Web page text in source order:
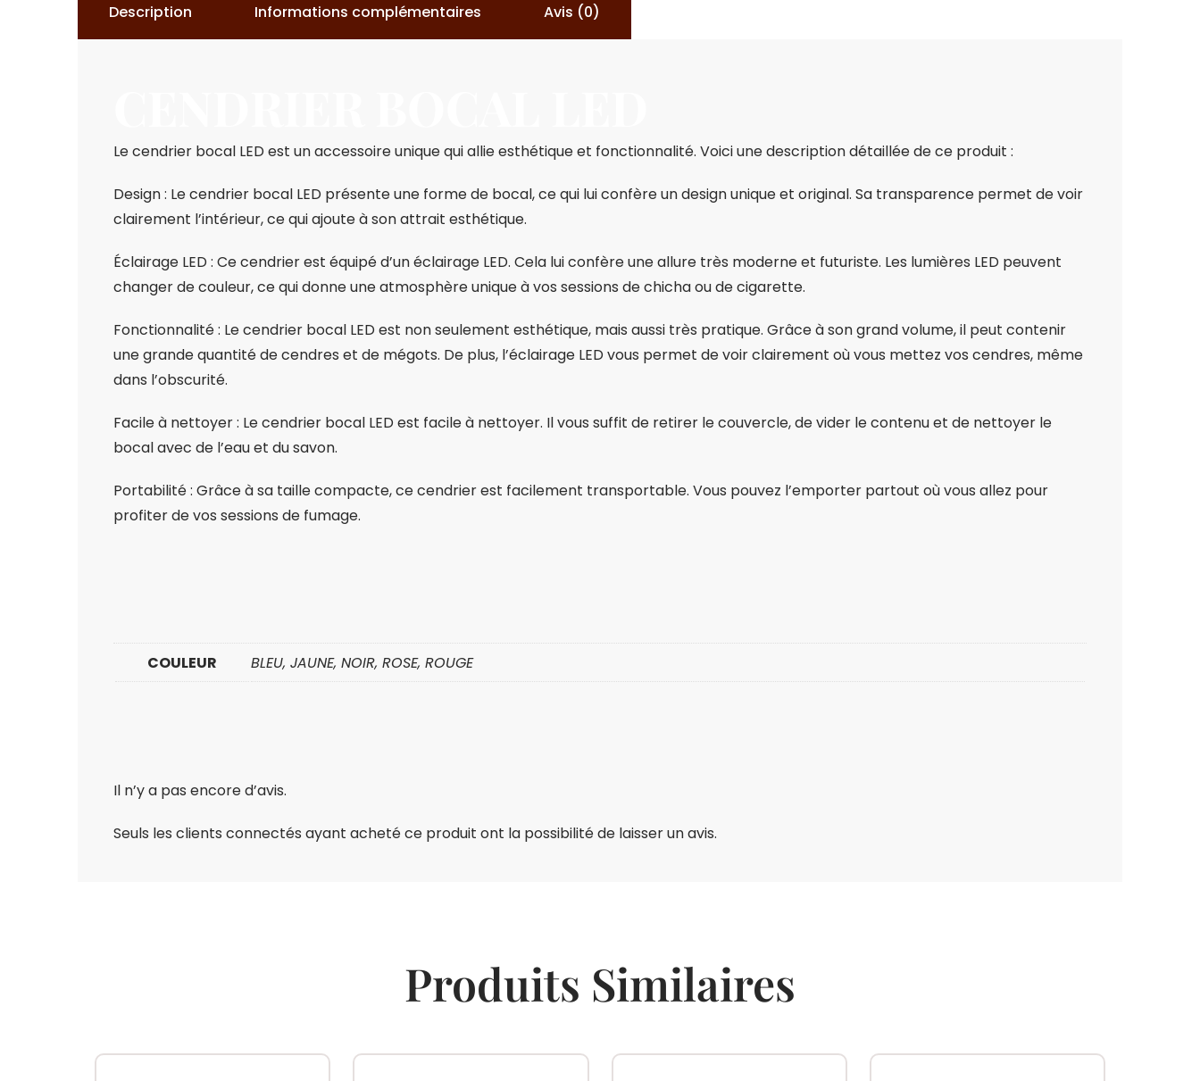
Description Informations complémentaires Avis (0)
Le cendrier bocal LED est un accessoire unique qui allie esthétique et fonctionnalité. Voici une description détaillée de ce produit :
Design : Le cendrier bocal LED présente une forme de bocal, ce qui lui confère un design unique et original. Sa transparence permet de voir
clairement l’intérieur, ce qui ajoute à son attrait esthétique.
Éclairage LED : Ce cendrier est équipé d’un éclairage LED. Cela lui confère une allure très moderne et futuriste. Les lumières LED peuvent
changer de couleur, ce qui donne une atmosphère unique à vos sessions de chicha ou de cigarette.
Fonctionnalité : Le cendrier bocal LED est non seulement esthétique, mais aussi très pratique. Grâce à son grand volume, il peut contenir
une grande quantité de cendres et de mégots. De plus, l’éclairage LED vous permet de voir clairement où vous mettez vos cendres, même
dans l’obscurité.
Facile à nettoyer : Le cendrier bocal LED est facile à nettoyer. Il vous suffit de retirer le couvercle, de vider le contenu et de nettoyer le
bocal avec de l’eau et du savon.
Portabilité : Grâce à sa taille compacte, ce cendrier est facilement transportable. Vous pouvez l’emporter partout où vous allez pour
profiter de vos sessions de fumage.
COULEUR BLEU, JAUNE, NOIR, ROSE, ROUGE
Il n’y a pas encore d’avis.
Seuls les clients connectés ayant acheté ce produit ont la possibilité de laisser un avis.
Produits Similaires